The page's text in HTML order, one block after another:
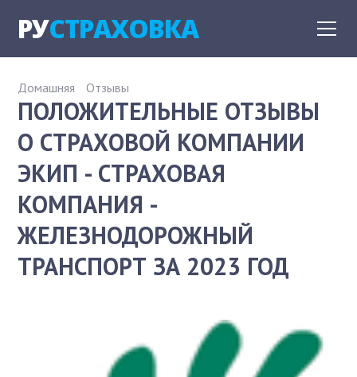
РУСТРАХОВКА
Домашняя Отзывы
ПОЛОЖИТЕЛЬНЫЕ ОТЗЫВЫ
О СТРАХОВОЙ КОМПАНИИ
ЭКИП - СТРАХОВАЯ
КОМПАНИЯ -
ЖЕЛЕЗНОДОРОЖНЫЙ
ТРАНСПОРТ ЗА 2023 ГОД